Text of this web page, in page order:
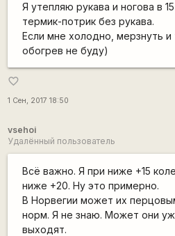
Я утепляю рукава и ногова в
термик-потрик без рукава.
Если мне холодно, мерзнуть и
обогрев не буду)
favorite_border
1 Сен, 2017 18:50
vsehoi
Удалённый пользователь
Всё важно. Я при ниже +15
ниже +20. Ну это примерно.
В Норвегии может их
норм. Я не знаю. Может они
выходят.